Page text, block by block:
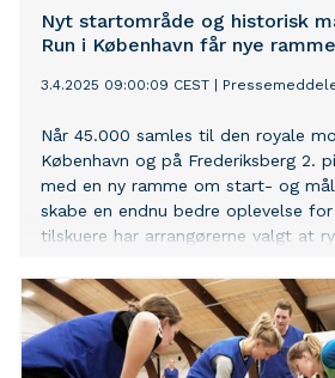
Nyt startområde og historisk
Run i København får nye
3.4.2025 09:00:09 CEST
Når 45.000 samles til den royale
København og på Frederiksberg 2.
med en ny ramme om start- og
skabe en endnu bedre oplevelse
tilskuere har arrangørerne valgt at
og historisk kulisse.